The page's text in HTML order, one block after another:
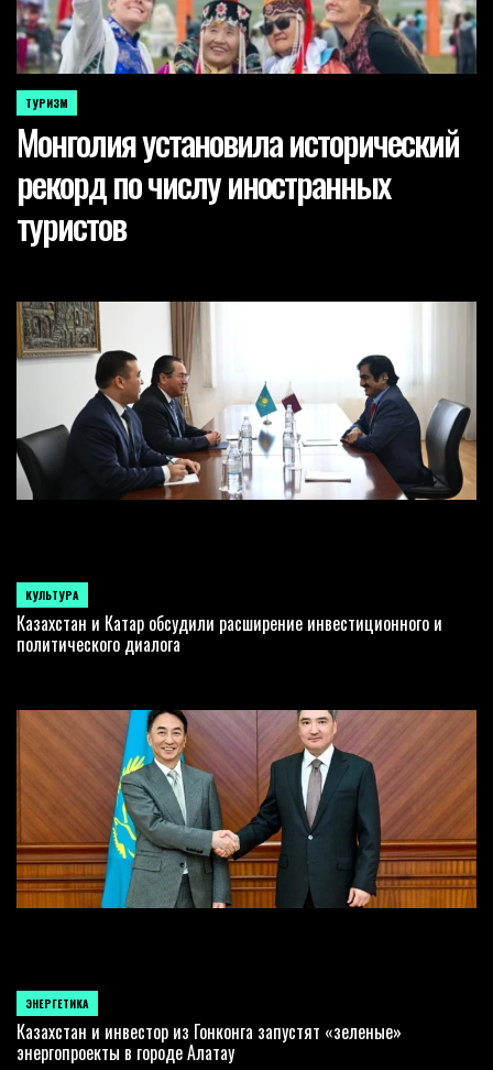
POSTED
IN
ТУРИЗМ
Монголия установила исторический
рекорд по числу иностранных
туристов
POSTED
IN
КУЛЬТУРА
Казахстан и Катар обсудили расширение инвестиционного и
политического диалога
POSTED
IN
ЭНЕРГЕТИКА
Казахстан и инвестор из Гонконга запустят «зеленые»
энергопроекты в городе Алатау